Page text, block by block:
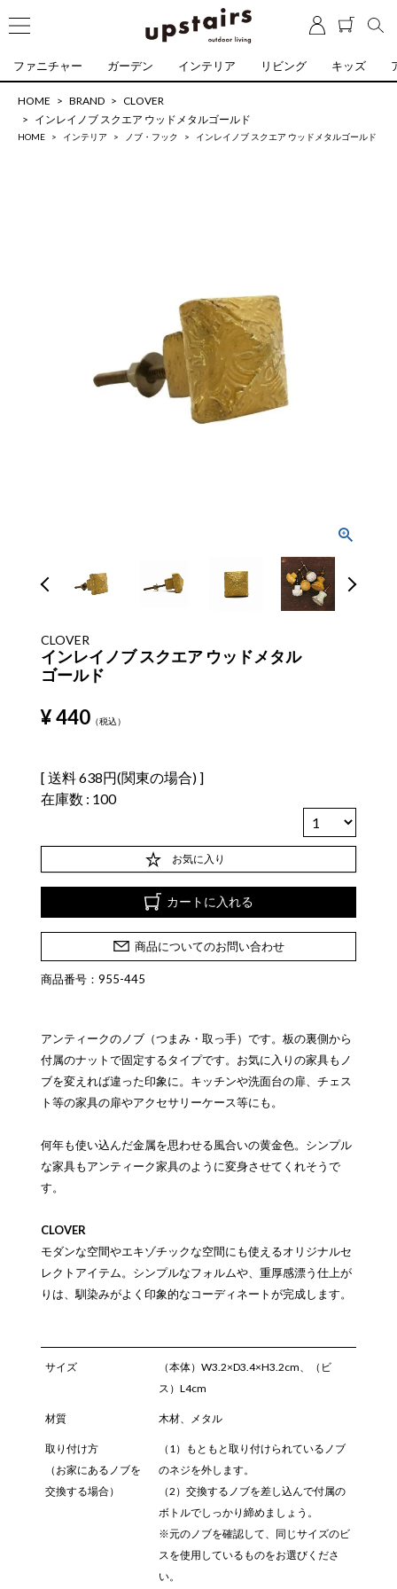
ファニチャー ガーデン インテリア リビング キッズ
HOME BRAND
CLOVER
インレイノブ スクエア ウッドメタルゴールド
HOME インテリア ノブ・フック インレイノブ スクエア ウッドメタルゴールド
CLOVER
インレイノブ スクエア ウッドメタル
ゴールド
¥440 税込
送料638円(関東の場合)
在庫数
100
お気に入り
カートに入れる
商品についてのお問い合わせ
商品番号：955-445
アンティークのノブ（つまみ・取っ手）です。板の裏側から
付属のナットで固定するタイプです。お気に入りの家具もノ
ブを変えれば違った印象に。キッチンや洗面台の扉、チェス
ト等の家具の扉やアクセサリーケース等にも。
何年も使い込んだ金属を思わせる風合いの黄金色。シンプル
な家具もアンティーク家具のように変身させてくれそうで
す。
CLOVER
モダンな空間やエキゾチックな空間にも使えるオリジナルセ
レクトアイテム。シンプルなフォルムや、重厚感漂う仕上が
りは、馴染みがよく印象的なコーディネートが完成します。
サイズ
（本体）W3.2×D3.4×H3.2cm、（ビ
ス）L4cm
材質 木材、メタル
取り付け方
（お家にあるノブを
交換する場合）
（1）もともと取り付けられているノブ
のネジを外します。
（2）交換するノブを差し込んで付属の
ボトルでしっかり締めましょう。
※元のノブを確認して、同じサイズのビ
スを使用しているものをお選びくださ
い。